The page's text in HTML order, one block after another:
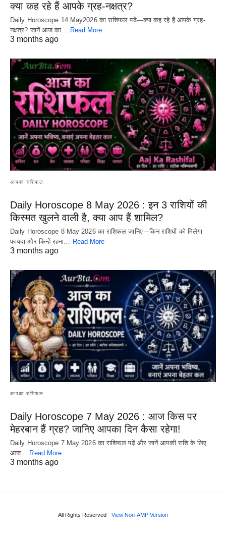
क्या कह रहे हैं आपके ग्रह-नक्षत्र?
Daily Horoscope 14 May2026 का राशिफल पढ़ें—क्या कह रहे हैं आपके ग्रह-
नक्षत्र? जानें आज का… Read More
3 months ago
आपका राशिफल
Daily Horoscope 8 May 2026 : इन 3 राशियों की
किस्मत खुलने वाली है, क्या आप हैं शामिल?
Daily Horoscope 8 May 2026 का राशिफल जानिए—किन राशियों को मिलेगा
फायदा और किन्हें रहना…
Read More
3 months ago
आपका राशिफल
Daily Horoscope 7 May 2026 : आज किस पर
मेहरबान हैं ग्रह? जानिए आपका दिन कैसा रहेगा!
Daily Horoscope 7 May 2026 का राशिफल पढ़ें और जानें आपकी राशि के लिए
आज… Read More
3 months ago
All Rights Reserved View Non-AMP Version